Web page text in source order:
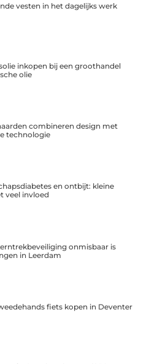
vesten in het dagelijks werk
inkopen bij een groothandel
olie
combineren design met
technologie
en ontbijt: kleine
veel invloed
onmisbaar is
in Leerdam
fiets kopen in Deventer